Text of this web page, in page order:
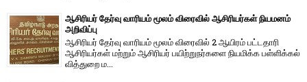
ஆசிரியர் தேர்வு வாரியம் மூலம் விரைவில் ஆசிரியர்கள் நியமனம்
அறிவிப்பு
ஆசிரியர் தேர்வு வாரி​யம் மூலம் விரை​வில் 2 ஆயிரம் பட்​ட​தாரி
ஆசிரியர்​கள் மற்​றும் ஆசிரியர் பயிற்றுநர்​களை நியமிக்க பள்​ளிக்​கல்​
வித்​துறை ம...